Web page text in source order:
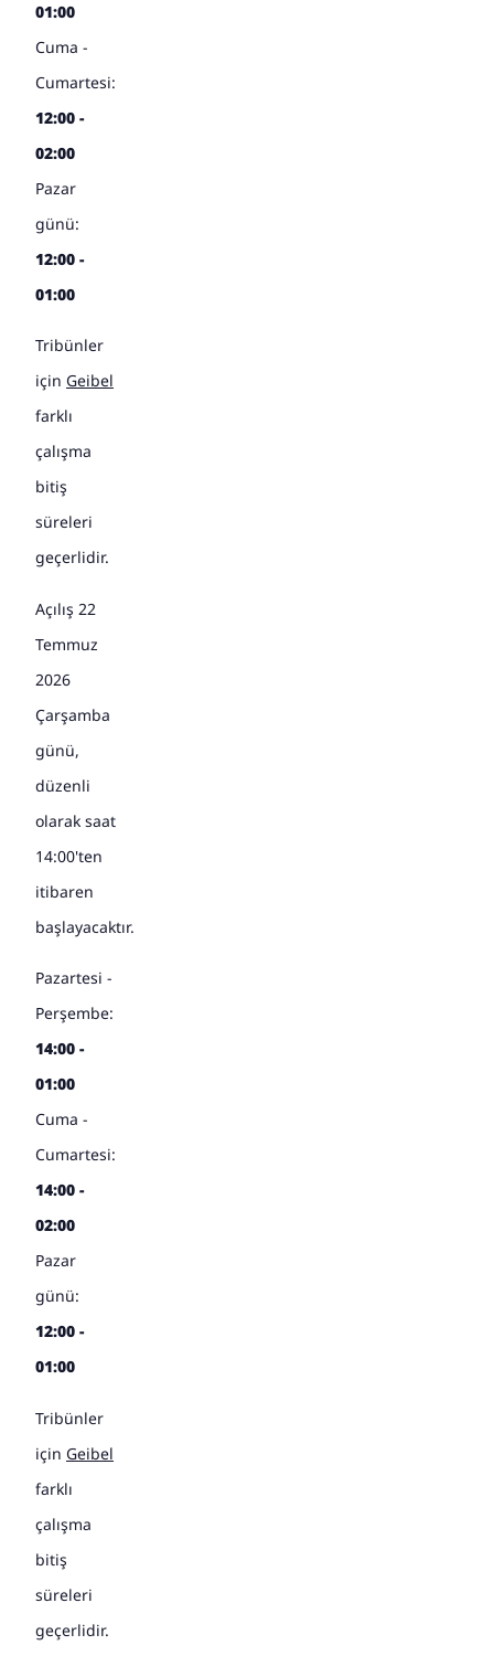
01:00
Cuma -
Cumartesi:
12:00 -
02:00
Pazar
günü:
12:00 -
01:00
Tribünler
için Geibel
farklı
çalışma
bitiş
süreleri
geçerlidir.
Açılış 22
Temmuz
2026
Çarşamba
günü,
düzenli
olarak saat
14:00'ten
itibaren
başlayacaktır.
Pazartesi -
Perşembe:
14:00 -
01:00
Cuma -
Cumartesi:
14:00 -
02:00
Pazar
günü:
12:00 -
01:00
Tribünler
için Geibel
farklı
çalışma
bitiş
süreleri
geçerlidir.